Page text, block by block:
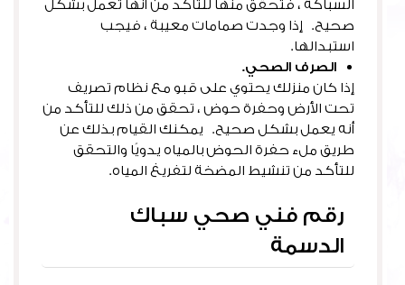
السباكة ، فتحقق منها للتأكد من أنها تعمل بشكل
صحيح. إذا وجدت صمامات معيبة ، فيجب
استبدالها.
الصرف الصحي.
إذا كان منزلك يحتوي على قبو مع نظام تصريف
تحت الأرض وحفرة حوض ، تحقق من ذلك للتأكد من
أنه يعمل بشكل صحيح. يمكنك القيام بذلك عن
طريق ملء حفرة الحوض بالمياه يدويًا والتحقق
للتأكد من تنشيط المضخة لتفريغ المياه.
رقم فني صحي سباك
الدسمة